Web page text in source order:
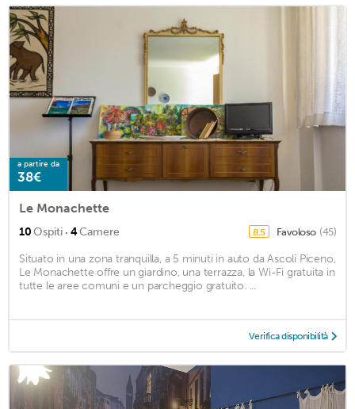
a partire da
38€
Le Monachette
10Ospiti · 4Camere 8,5 Favoloso (45)
Situato in una zona tranquilla, a 5 minuti in auto da Ascoli Piceno,
Le Monachette offre un giardino, una terrazza, la Wi-Fi gratuita in
tutte le aree comuni e un parcheggio gratuito. ...
Verifica disponibilità